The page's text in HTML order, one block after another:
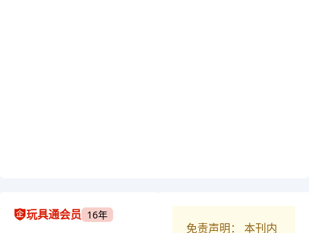
玩具通会员 16年
免责声明： 本刊内